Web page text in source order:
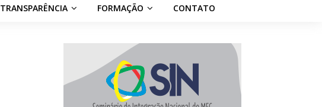
TRANSPARÊNCIA FORMAÇÃO CONTATO